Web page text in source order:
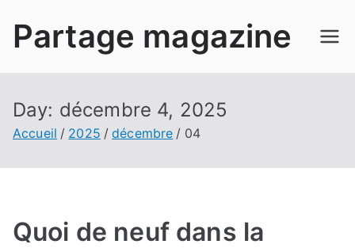
Partage magazine
Day: décembre 4, 2025
Accueil 2025 décembre 04
Quoi de neuf dans la